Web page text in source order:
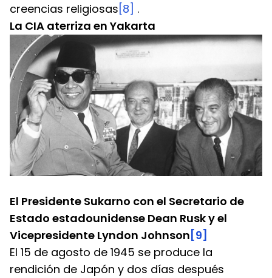
creencias religiosas [8] .
La CIA aterriza en Yakarta
El Presidente Sukarno con el Secretario de
Estado estadounidense Dean Rusk y el
Vicepresidente Lyndon Johnson [9]
El 15 de agosto de 1945 se produce la
rendición de Japón y dos días después